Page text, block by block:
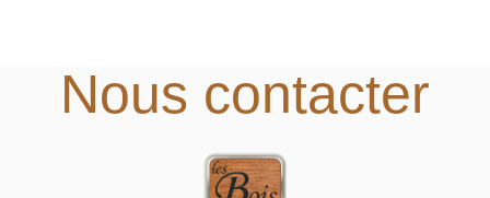
Nous contacter